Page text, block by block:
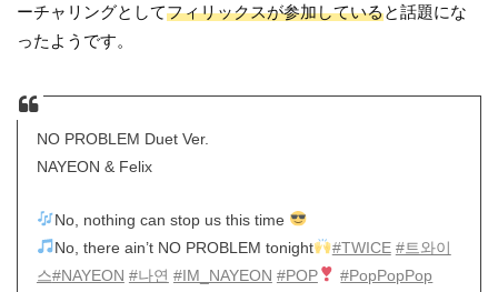
ーチャリングとしてフィリックスが参加していると話題にな
ったようです。
NO PROBLEM Duet Ver.
NAYEON & Felix
No, nothing can stop us this time
No, there ain’t NO PROBLEM tonight
#TWICE #트와이
스#NAYEON #나연 #IM_NAYEON #POP
#PopPopPop